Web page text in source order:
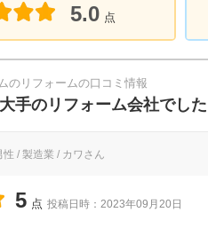
5.0 点
のリフォームの口コミ情報
手のリフォーム会社でした
/ 製造業 / カワさん
5 点 投稿日時：2023年09月20日